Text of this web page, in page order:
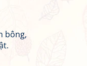
bông,